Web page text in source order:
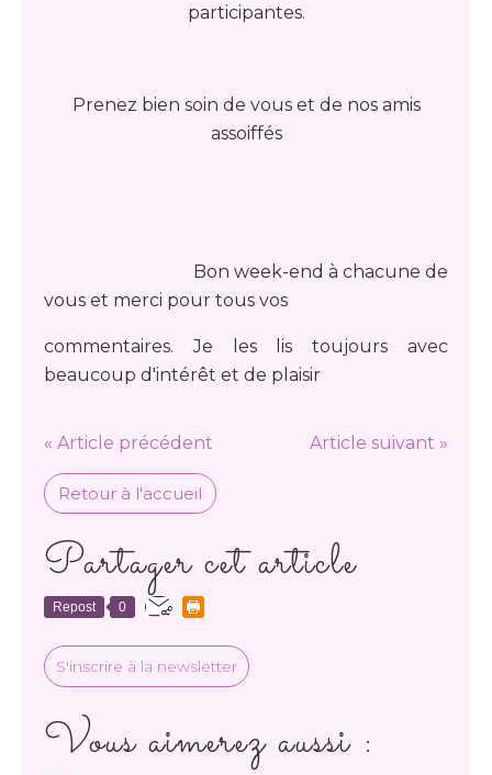
participantes.
Prenez bien soin de vous et de nos amis
assoiffés
Bon week-end à chacune de
vous et merci pour tous vos
commentaires. Je les lis toujours avec
beaucoup d'intérêt et de plaisir
« Article précédent Article suivant »
Retour à l'accueil
Partager cet article
Repost 0
S'inscrire à la newsletter
Vous aimerez aussi :